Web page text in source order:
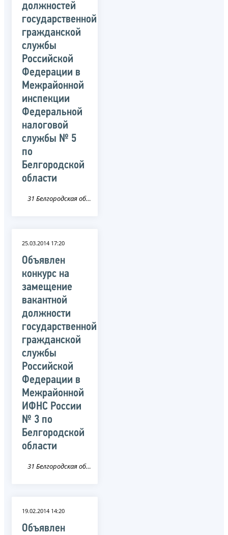
должностей
государственной
гражданской
службы
Российской
Федерации в
Межрайонной
инспекции
Федеральной
налоговой
службы № 5
по
Белгородской
области
31 Белгородская область
25.03.2014 17:20
Объявлен
конкурс на
замещение
вакантной
должности
государственной
гражданской
службы
Российской
Федерации в
Межрайонной
ИФНС России
№ 3 по
Белгородской
области
31 Белгородская область
19.02.2014 14:20
Объявлен